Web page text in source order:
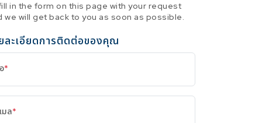
in the form on this page with your request
we will get back to you as soon as possible.
ละเอียดการติดต่อของคุณ
*
มล*